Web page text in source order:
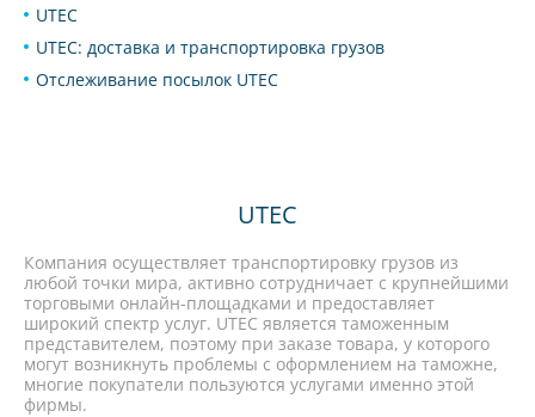
UTEC
UTEC: доставка и транспортировка грузов
Отслеживание посылок UTEC
UTEC
Компания осуществляет транспортировку грузов из
любой точки мира, активно сотрудничает с крупнейшими
торговыми онлайн-площадками и предоставляет
широкий спектр услуг. UTEC является таможенным
представителем, поэтому при заказе товара, у которого
могут возникнуть проблемы с оформлением на таможне,
многие покупатели пользуются услугами именно этой
фирмы.